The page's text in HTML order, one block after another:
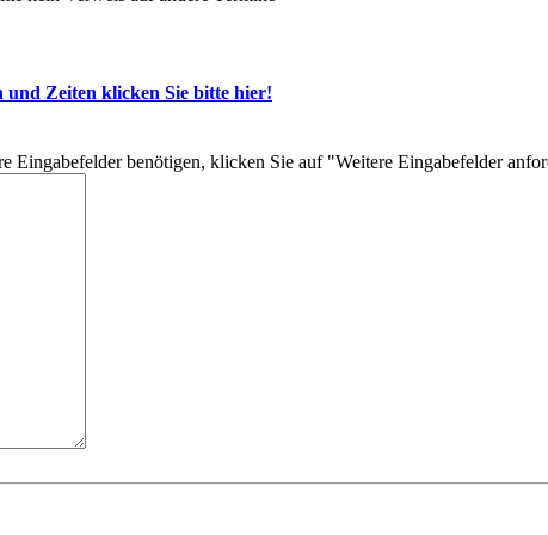
Zeiten klicken Sie bitte hier!
Eingabefelder benötigen, klicken Sie auf "Weitere Eingabefelder